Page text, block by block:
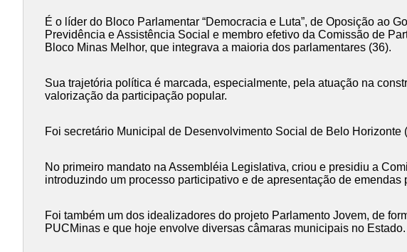
É o líder do Bloco Parlamentar “Democracia e Luta”, de Oposição ao
Previdência e Assistência Social e membro efetivo da Comissão de
Bloco Minas Melhor, que integrava a maioria dos parlamentares (36).
Sua trajetória política é marcada, especialmente, pela atuação na
valorização da participação popular.
Foi secretário Municipal de Desenvolvimento Social de Belo
No primeiro mandato na Assembléia Legislativa, criou e presidiu a
introduzindo um processo participativo e de apresentação de
Foi também um dos idealizadores do projeto Parlamento Jovem, de
PUCMinas e que hoje envolve diversas câmaras municipais no Estado.